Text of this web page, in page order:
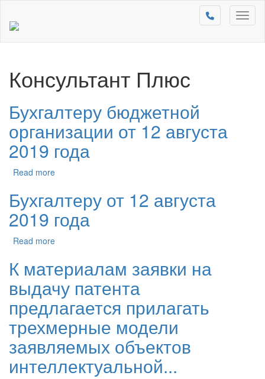
Консультант Плюс
Бухгалтеру бюджетной
организации от 12 августа
2019 года
Read more
Бухгалтеру от 12 августа
2019 года
Read more
К материалам заявки на
выдачу патента
предлагается прилагать
трехмерные модели
заявляемых объектов
интеллектуальной...